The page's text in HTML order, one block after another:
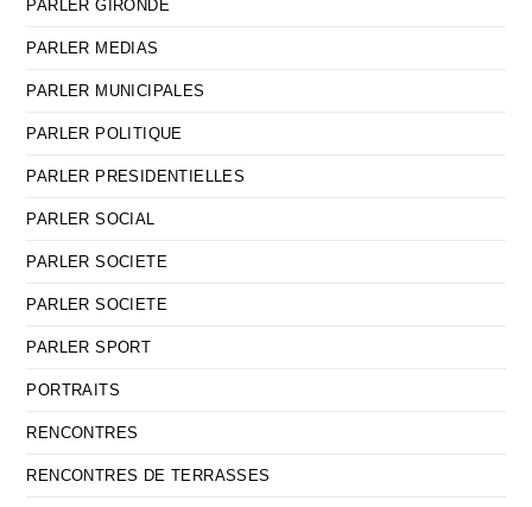
PARLER GIRONDE
PARLER MEDIAS
PARLER MUNICIPALES
PARLER POLITIQUE
PARLER PRESIDENTIELLES
PARLER SOCIAL
PARLER SOCIETE
PARLER SOCIETE
PARLER SPORT
PORTRAITS
RENCONTRES
RENCONTRES DE TERRASSES